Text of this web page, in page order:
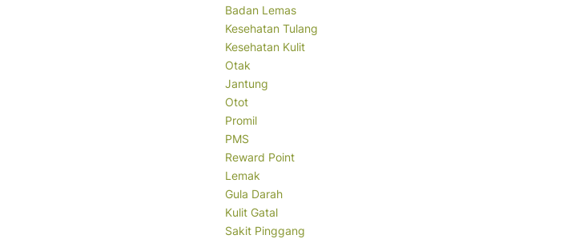
Badan Lemas
Kesehatan Tulang
Kesehatan Kulit
Otak
Jantung
Otot
Promil
PMS
Reward Point
Lemak
Gula Darah
Kulit Gatal
Sakit Pinggang